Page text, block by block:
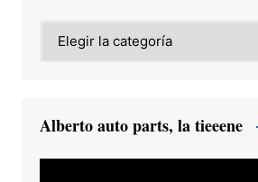
Category
Alberto auto parts, la tieeene